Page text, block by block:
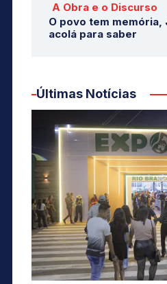
A Obra e o Discurso
O povo tem
acolá para saber
Últimas Notícias